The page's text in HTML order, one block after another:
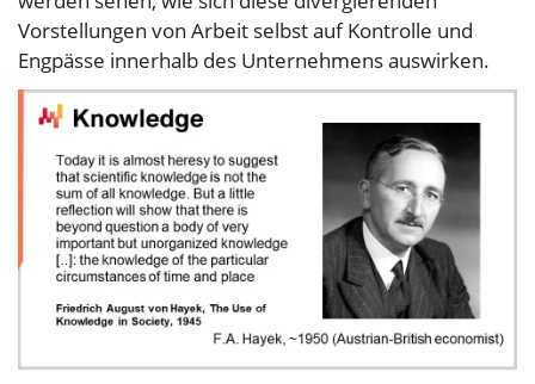
Vorstellungen von Arbeit selbst auf Kontrolle und
Engpässe innerhalb des Unternehmens auswirken.